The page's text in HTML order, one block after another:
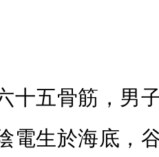
十五骨筋，男
電生於海底，